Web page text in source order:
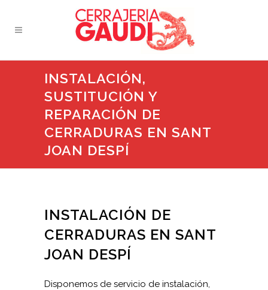
INSTALACIÓN,
SUSTITUCIÓN Y
REPARACIÓN DE
CERRADURAS EN SANT
JOAN DESPÍ
INSTALACIÓN DE
CERRADURAS EN SANT
JOAN DESPÍ
Disponemos de servicio de instalación,